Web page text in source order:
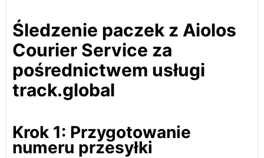
Śledzenie paczek z Aiolos
Courier Service za
pośrednictwem usługi
track.global
Krok 1: Przygotowanie
numeru przesyłki